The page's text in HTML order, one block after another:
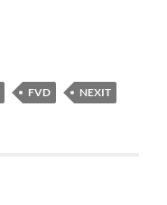
FVD
NEXIT